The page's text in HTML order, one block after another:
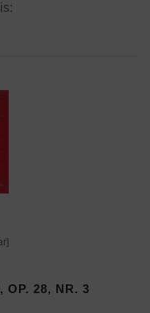
OP. 28, NR. 3